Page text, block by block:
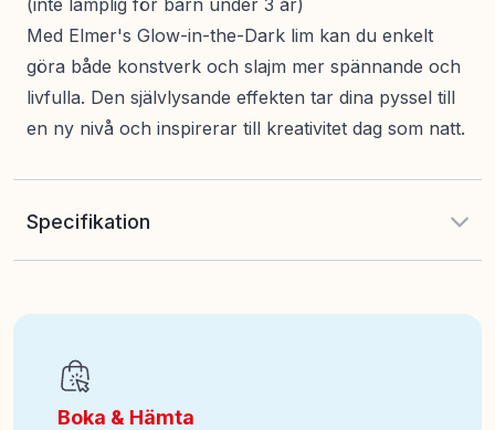
(inte lämplig för barn under 3 år)
Med Elmer's Glow-in-the-Dark lim kan du enkelt
göra både konstverk och slajm mer spännande och
livfulla. Den självlysande effekten tar dina pyssel till
en ny nivå och inspirerar till kreativitet dag som natt.
Specifikation
Art nr:100-64109264
Boka & Hämta